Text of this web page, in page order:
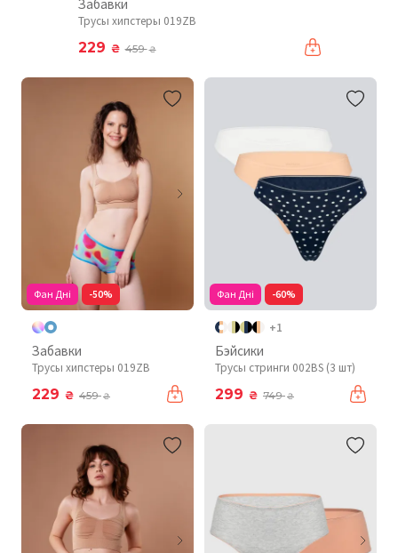
Забавки
Трусы хипстеры 019ZB
229 ₴ 459₴
Фан Дні -50%
Забавки
Трусы хипстеры 019ZB
229 ₴ 459₴
Фан Дні -60%
+1
Бэйсики
Трусы стринги 002BS (3 шт)
299 ₴ 749₴